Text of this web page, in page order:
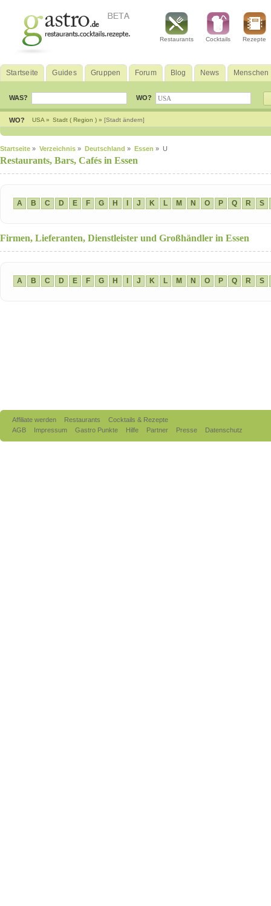
Restaurants Cocktails Rezepte
Startseite Guides Gruppen Forum Blog News Menschen
WAS? WO?
WO? USA » Stadt ( Region ) » [Stadt ändern]
Startseite » Verzeichnis » Deutschland » Essen » U
Restaurants, Bars, Cafés in Essen
A B C D E F G H J K L M N O P Q R S
Firmen, Lieferanten, Dienstleister und Großhändler in Essen
A B C D E F G H J K L M N O P Q R S
Affiliate werden Restaurants
Cocktails & Rezepte
AGB
Impressum Gastro Punkte Hilfe Partner Presse Datenschutz